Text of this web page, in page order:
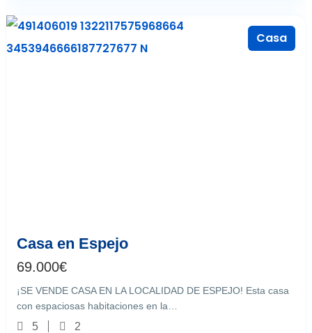
Casa
Casa en Espejo
69.000€
¡SE VENDE CASA EN LA LOCALIDAD DE ESPEJO! Esta casa
con espaciosas habitaciones en la…
5 2